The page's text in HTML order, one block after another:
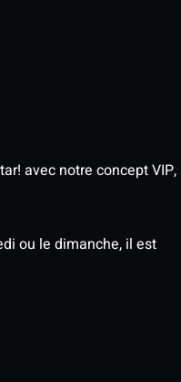
avec notre concept VIP,
ou le dimanche, il est